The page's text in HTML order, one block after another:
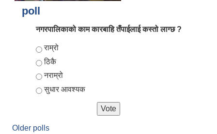
poll
नगरपालिकाको काम कारबाहि तँपाईलाई कस्तो लाग्छ ?
Choices
राम्रो
ठिकै
नराम्रो
सुधार आवश्यक
Older polls